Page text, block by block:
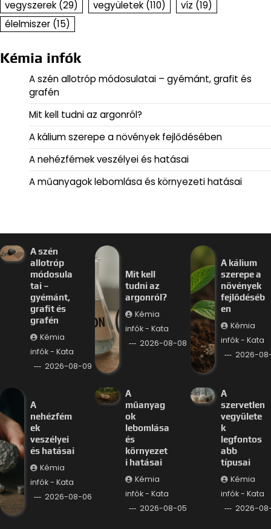
vegyszerek (29) vegyületek (110) víz (19)
élelmiszer (15)
Kémia infók
A szén allotróp módosulatai – gyémánt, grafit és
grafén
Mit kell tudni az argonról?
A kálium szerepe a növények fejlődésében
A nehézfémek veszélyei és hatásai
A műanyagok lebomlása és környezeti hatásai
A szén
allotróp
módosula
tai –
gyémánt,
grafit és
grafén
Kémia
infók - Kata
2026-08-09
Mit kell
tudni az
argonról?
Kémia
infók - Kata
2026-08-08
A kálium
szerepe a
növények
fejlődéséb
en
Kémia
infók - Kata
2026-
A
nehézfém
ek
veszélyei
és hatásai
Kémia
infók - Kata
2026-08-06
A
műanyag
ok
lebomlása
és
környezet
i hatásai
Kémia
infók - Kata
2026-08-05
A
szervetlen
vegyülete
k
legfontos
abb
típusai
Kémia
infók - Kata
2026-